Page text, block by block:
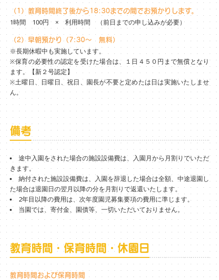
（1）教育時間終了後から18:30までの間でお預かりします。
1時間 100円 × 利用時間 （前日までの申し込みが必要）
（2）早朝預かり（7:30～ 無料）
※長期休暇中も実施しています。
※保育の必要性の認定を受けた場合は、１日４５０円まで無償となり
ます。【新２号認定】
※土曜日、日曜日、祝日、園長が不要と定めたは日は実施いたしませ
ん。
備考
途中入園をされた場合の施設設備費は、入園月から月割りでいただ
きます。
納付された施設設備費は、入園を辞退した場合は全額、中途退園し
た場合は退園日の翌月以降の分を月割りで返還いたします。
2年目以降の費用は、次年度園児募集要項の費用に準じます。
当園では、寄付金、園債等、一切いただいておりません。
教育時間・保育時間・休園日
教育時間および保育時間